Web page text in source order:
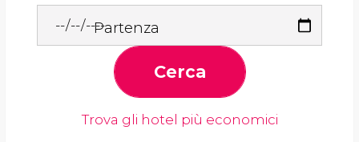
Partenza
Cerca
Trova gli hotel più economici